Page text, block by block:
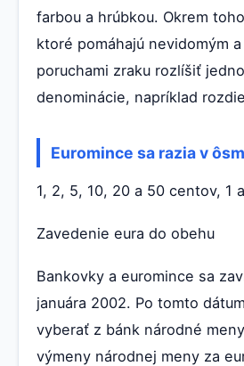
farbou a hrúbkou. Okrem
ktoré pomáhajú nevidomým
poruchami zraku rozlíšiť
denominácie, napríklad
Euromince sa razia v
1, 2, 5, 10, 20 a 50 centov, 1
Zavedenie eura do obehu
Bankovky a euromince sa
januára 2002. Po tomto
vyberať z bánk národné
výmeny národnej meny za